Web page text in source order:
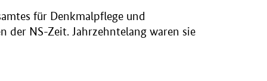
für Denkmalpflege und
der NS-Zeit. Jahrzehntelang waren sie